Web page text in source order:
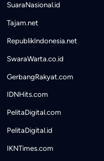
SuaraNasional.id
Tajam.net
RepublikIndonesia.net
SwaraWarta.co.id
GerbangRakyat.com
IDNHits.com
PelitaDigital.com
PelitaDigital.id
IKNTimes.com